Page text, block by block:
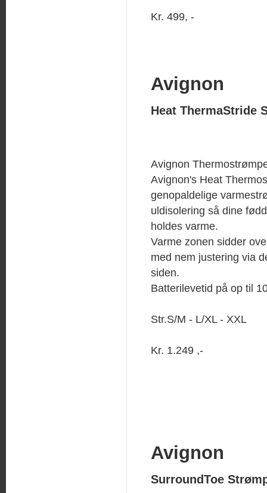
Kr. 499, -
Avignon
Heat ThermaStride
Avignon
Avignon's Heat
genopaldelige
uldisolering så dine
holdes varme.
Varme zonen sidder
med nem justering via
siden.
Batterilevetid på op til
Str.S/M - L/XL - XXL
Kr. 1.249 ,-
Avignon
SurroundToe